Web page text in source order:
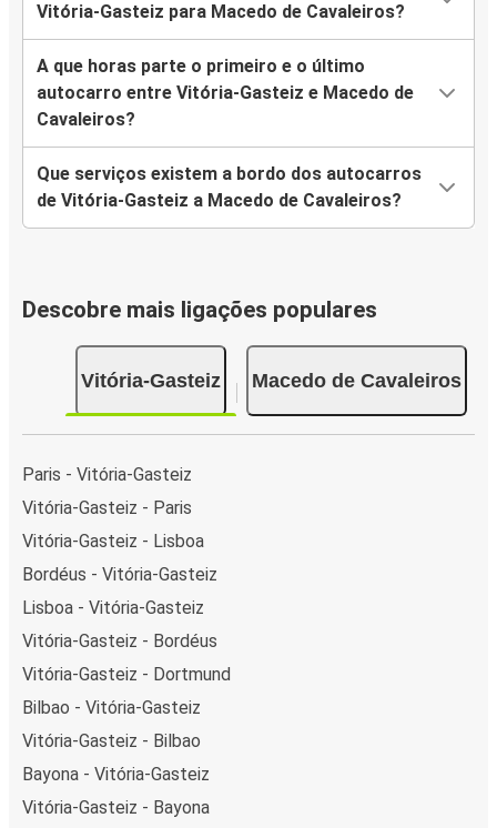
Vitória-Gasteiz para Macedo de Cavaleiros?
A que horas parte o primeiro e o último
autocarro entre Vitória-Gasteiz e Macedo de
Cavaleiros?
Que serviços existem a bordo dos autocarros
de Vitória-Gasteiz a Macedo de Cavaleiros?
Descobre mais ligações populares
Vitória-Gasteiz Macedo de Cavaleiros
Paris - Vitória-Gasteiz
Vitória-Gasteiz - Paris
Vitória-Gasteiz - Lisboa
Bordéus - Vitória-Gasteiz
Lisboa - Vitória-Gasteiz
Vitória-Gasteiz - Bordéus
Vitória-Gasteiz - Dortmund
Bilbao - Vitória-Gasteiz
Vitória-Gasteiz - Bilbao
Bayona - Vitória-Gasteiz
Vitória-Gasteiz - Bayona